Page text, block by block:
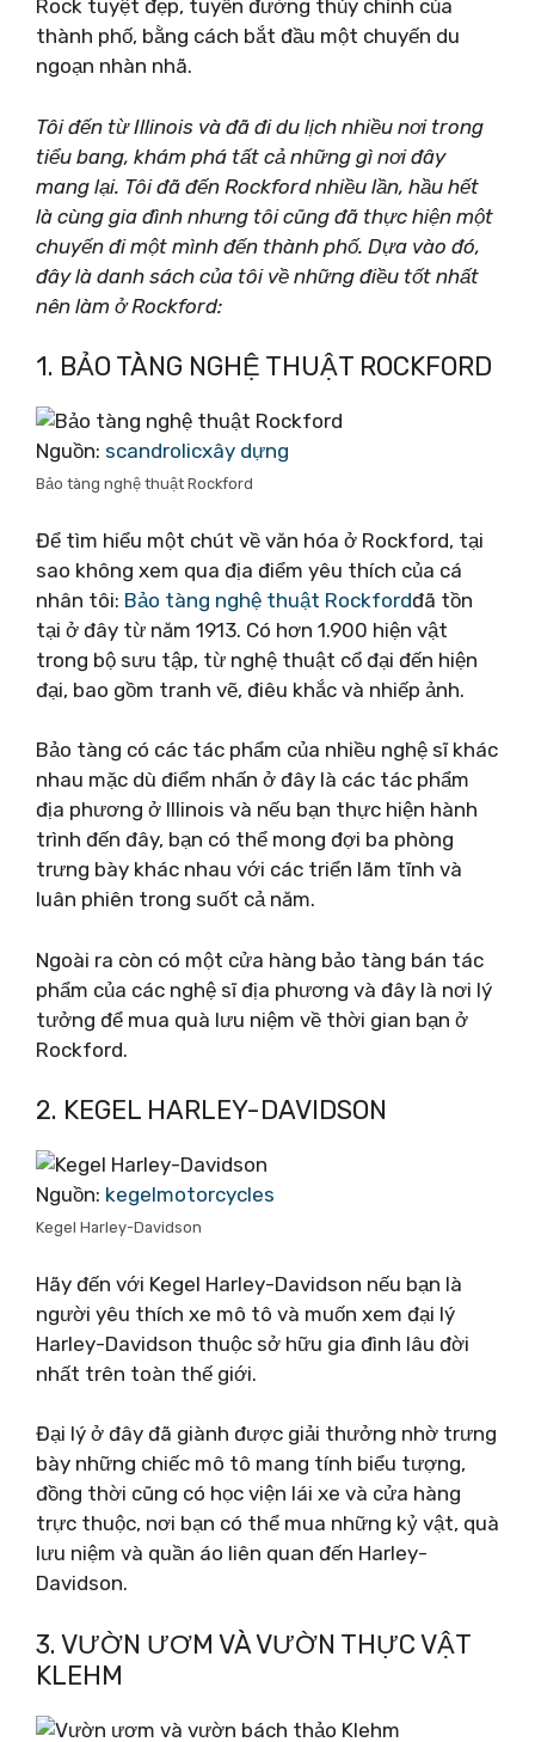
Rock tuyệt đẹp, tuyến đường thủy chính của
thành phố, bằng cách bắt đầu một chuyến du
ngoạn nhàn nhã.
Tôi đến từ Illinois và đã đi du lịch nhiều nơi trong
tiểu bang, khám phá tất cả những gì nơi đây
mang lại. Tôi đã đến Rockford nhiều lần, hầu hết
là cùng gia đình nhưng tôi cũng đã thực hiện một
chuyến đi một mình đến thành phố. Dựa vào đó,
đây là danh sách của tôi về những điều tốt nhất
nên làm ở Rockford:
1. BẢO TÀNG NGHỆ THUẬT ROCKFORD
Nguồn: scandrolicxây dựng
Bảo tàng nghệ thuật Rockford
Để tìm hiểu một chút về văn hóa ở Rockford, tại
sao không xem qua địa điểm yêu thích của cá
nhân tôi: Bảo tàng nghệ thuật Rockfordđã tồn
tại ở đây từ năm 1913. Có hơn 1.900 hiện vật
trong bộ sưu tập, từ nghệ thuật cổ đại đến hiện
đại, bao gồm tranh vẽ, điêu khắc và nhiếp ảnh.
Bảo tàng có các tác phẩm của nhiều nghệ sĩ khác
nhau mặc dù điểm nhấn ở đây là các tác phẩm
địa phương ở Illinois và nếu bạn thực hiện hành
trình đến đây, bạn có thể mong đợi ba phòng
trưng bày khác nhau với các triển lãm tĩnh và
luân phiên trong suốt cả năm.
Ngoài ra còn có một cửa hàng bảo tàng bán tác
phẩm của các nghệ sĩ địa phương và đây là nơi lý
tưởng để mua quà lưu niệm về thời gian bạn ở
Rockford.
2. KEGEL HARLEY-DAVIDSON
Nguồn: kegelmotorcycles
Kegel Harley-Davidson
Hãy đến với Kegel Harley-Davidson nếu bạn là
người yêu thích xe mô tô và muốn xem đại lý
Harley-Davidson thuộc sở hữu gia đình lâu đời
nhất trên toàn thế giới.
Đại lý ở đây đã giành được giải thưởng nhờ trưng
bày những chiếc mô tô mang tính biểu tượng,
đồng thời cũng có học viện lái xe và cửa hàng
trực thuộc, nơi bạn có thể mua những kỷ vật, quà
lưu niệm và quần áo liên quan đến Harley-
Davidson.
3. VƯỜN ƯƠM VÀ VƯỜN THỰC VẬT
KLEHM